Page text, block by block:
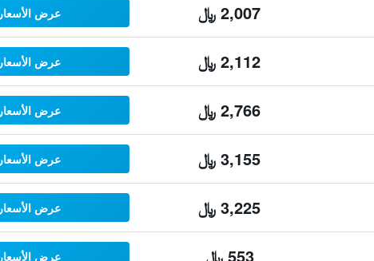
2,007 ﷼ عرض الأسعار
2,112 ﷼ عرض الأسعار
2,766 ﷼ عرض الأسعار
3,155 ﷼ عرض الأسعار
3,225 ﷼ عرض الأسعار
553 ﷼ عرض الأسعار